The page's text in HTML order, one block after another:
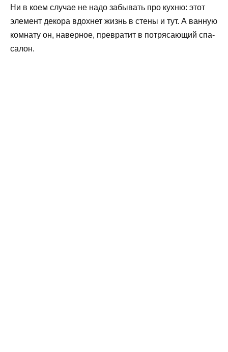
Ни в коем случае не надо забывать про кухню: этот
элемент декора вдохнет жизнь в стены и тут. А ванную
комнату он, наверное, превратит в потрясающий спа-
салон.